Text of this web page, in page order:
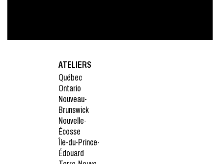
ATELIERS
Québec
Ontario
Nouveau-
Brunswick
Nouvelle-
Écosse
Île-du-Prince-
Édouard